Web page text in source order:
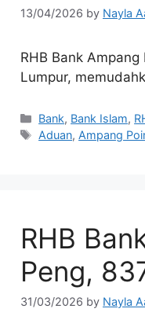
13/04/2026 by Nayla
RHB Bank
Lumpur,
Categories
Bank, Bank Islam,
Tags
Aduan, Ampang
RHB
Peng,
31/03/2026 by Nayla